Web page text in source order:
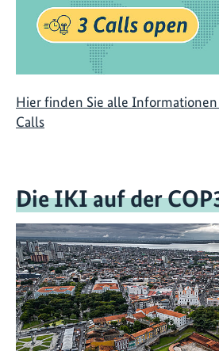
Hier finden Sie alle
Calls
Die IKI auf der